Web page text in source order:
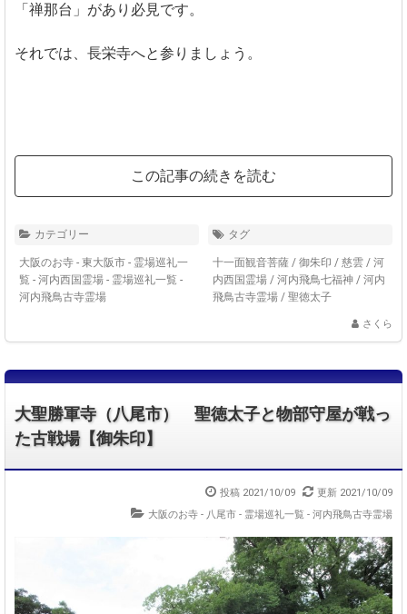
「禅那台」があり必見です。
それでは、長栄寺へと参りましょう。
この記事の続きを読む
カテゴリー
大阪のお寺 - 東大阪市 - 霊場巡礼一
覧 - 河内西国霊場 - 霊場巡礼一覧 -
河内飛鳥古寺霊場
タグ
十一面観音菩薩 / 御朱印 / 慈雲 / 河
内西国霊場 / 河内飛鳥七福神 / 河内
飛鳥古寺霊場 / 聖徳太子
さくら
大聖勝軍寺（八尾市） 聖徳太子と物部守屋が戦っ
た古戦場【御朱印】
投稿 2021/10/09
更新 2021/10/09
大阪のお寺 - 八尾市 - 霊場巡礼一覧 - 河内飛鳥古寺霊場